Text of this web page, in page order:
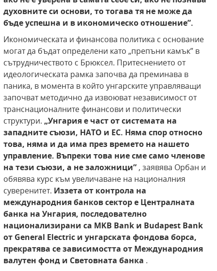
духовните си основи, то тогава тя не може да
бъде успешна и в икономическо отношение”.
Икономическата и финансова политика с основание
могат да бъдат определени като „препъни камък” в
сътрудничеството с Брюксел. Притеснението от
идеологическата рамка започва да преминава в
паника, в момента в който унгарските управляващи
започват методично да извоюват независимост от
транснационалните финансови и политически
структури. „Унгария е част от системата на
западните съюзи, НАТО и ЕС. Няма спор относно
това, няма и да има през времето на нашето
управление. Въпреки това ние сме само членове
на тези съюзи, а не заложници”, заявява Орбан и
обявява курс към увеличаване на националния
суверенитет. Иззета от контрола на
международния банков сектор е Централната
банка на Унгария, последователно
национализирани са MKB Bank и Budapest Bank
от General Electric и унгарската фондова борса,
прекратява се зависимостта от Международния
валутен фонд и Световната банка .